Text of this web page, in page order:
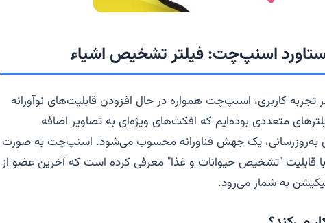
اسنپ‌چت: فیلتر تشخیص اشیاء
تجربه کاربری، اسنپ‌چت همواره در حال افزودن قابلیت‌های نوآورانه
متعددی بوده‌ایم که افکت‌های ویژه‌ای به تصاویر اضافه
به‌روزرسانی، یک جهش فناورانه محسوب می‌شود. اسنپ‌چت به صورت
قابلیت "تشخیص حیوانات و غذا" معرفی کرده است که آخرین عضو از
به شمار می‌رود.